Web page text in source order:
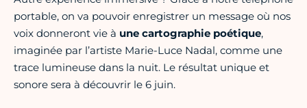
portable, on va pouvoir enregistrer un message où nos
voix donneront vie à une cartographie poétique,
imaginée par l’artiste Marie-Luce Nadal, comme une
trace lumineuse dans la nuit. Le résultat unique et
sonore sera à découvrir le 6 juin.